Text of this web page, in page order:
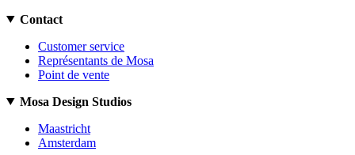
Contact
Customer service
Représentants de Mosa
Point de vente
Mosa Design Studios
Maastricht
Amsterdam